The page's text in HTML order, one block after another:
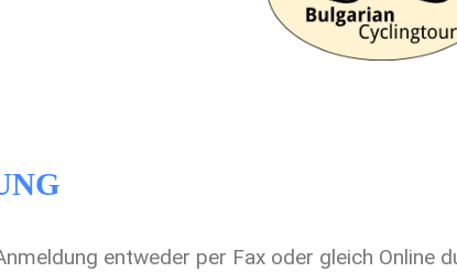
entweder per Fax oder gleich Online